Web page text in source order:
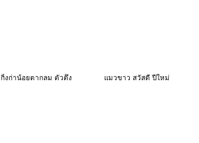
กิ้งก่าน้อยตากลม ตัวตึง แมวขาว สวัสดี ปีใหม่